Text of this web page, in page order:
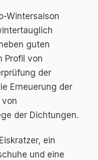
Wintersaison
guten
Profil von
der
Erneuerung der
von
der Dichtungen.
ein
und eine